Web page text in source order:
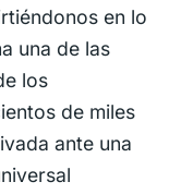
en lo
una de las
los
de miles
ante una